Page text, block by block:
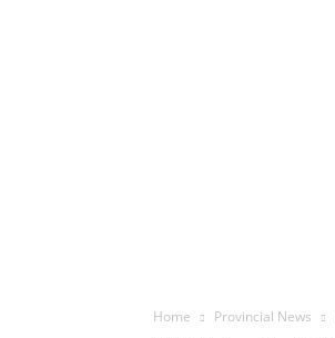
Home Provincial News